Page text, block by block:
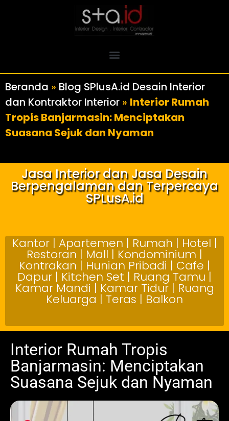
Beranda » Blog SPlusA.id Desain Interior
dan Kontraktor Interior » Interior Rumah
Tropis Banjarmasin: Menciptakan
Suasana Sejuk dan Nyaman
Jasa Interior dan Jasa Desain
Berpengalaman dan Terpercaya
SPLusA.id
Kantor | Apartemen | Rumah | Hotel |
Restoran | Mall | Kondominium |
Kontrakan | Hunian Pribadi | Cafe |
Dapur | Kitchen Set | Ruang Tamu |
Kamar Mandi | Kamar Tidur | Ruang
Keluarga | Teras | Balkon
Interior Rumah Tropis
Banjarmasin: Menciptakan
Suasana Sejuk dan Nyaman